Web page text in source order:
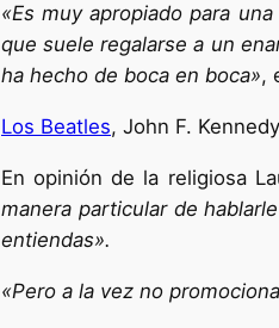
«Es muy apropiado para
que suele regalarse a un
ha hecho de boca en boca»,
Los Beatles, John F.
En opinión de la religiosa
manera particular de
entiendas».
«Pero a la vez no